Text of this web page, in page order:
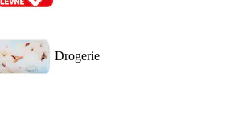
Drogerie